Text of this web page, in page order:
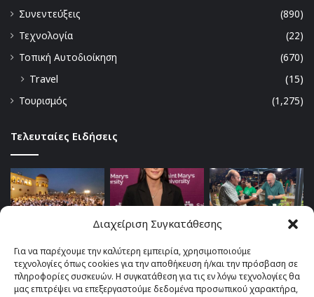
Διαχείριση Συγκατάθεσης
Για να παρέχουμε την καλύτερη εμπειρία, χρησιμοποιούμε
τεχνολογίες όπως cookies για την αποθήκευση ή/και την πρόσβαση σε
πληροφορίες συσκευών. Η συγκατάθεση για τις εν λόγω τεχνολογίες θα
μας επιτρέψει να επεξεργαστούμε δεδομένα προσωπικού χαρακτήρα,
Συνεντεύξεις
(890)
Τεχνολογία
(22)
Τοπική Αυτοδιοίκηση
(670)
Travel
(15)
Τουρισμός
(1,275)
Τελευταίες Ειδήσεις